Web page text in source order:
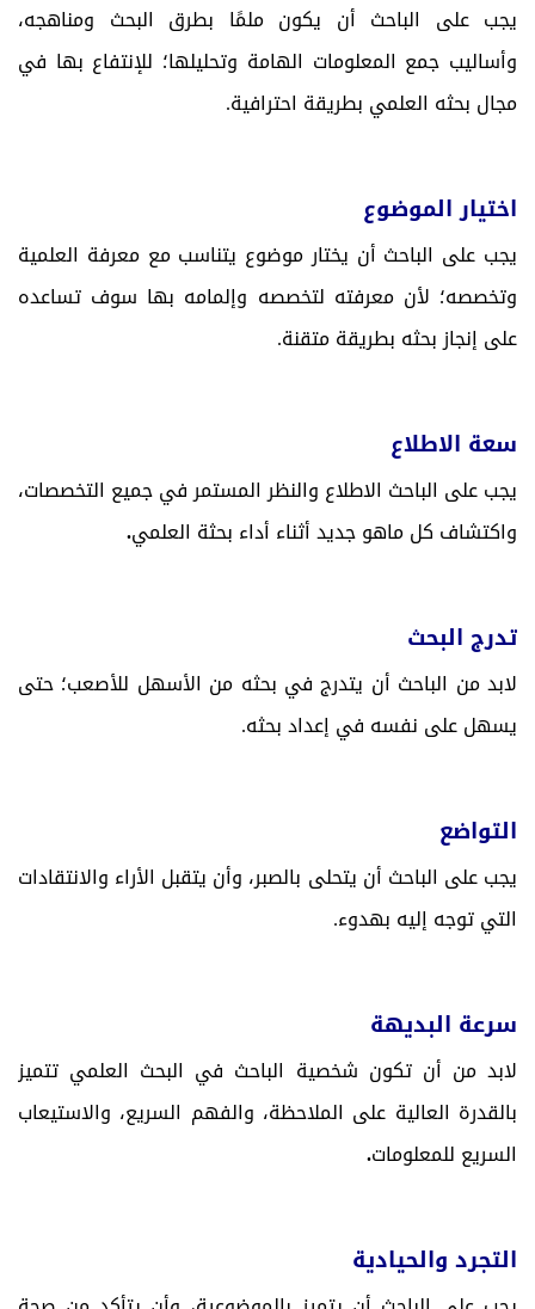
يجب على الباحث أن يكون ملمًا بطرق البحث ومناهجه،
وأساليب جمع المعلومات الهامة وتحليلها؛ للإنتفاع بها في
مجال بحثه العلمي بطريقة احترافية.
اختيار الموضوع
يجب على الباحث أن يختار موضوع يتناسب مع معرفة العلمية
وتخصصه؛ لأن معرفته لتخصصه وإلمامه بها سوف تساعده
على إنجاز بحثه بطريقة متقنة.
سعة الاطلاع
يجب على الباحث الاطلاع والنظر المستمر في جميع التخصصات،
واكتشاف كل ماهو جديد أثناء أداء بحثة العلمي.
تدرج البحث
لابد من الباحث أن يتدرج في بحثه من الأسهل للأصعب؛ حتى
يسهل على نفسه في إعداد بحثه.
التواضع
يجب على الباحث أن يتحلى بالصبر، وأن يتقبل الأراء والانتقادات
التي توجه إليه بهدوء.
سرعة البديهة
لابد من أن تكون شخصية الباحث في البحث العلمي تتميز
بالقدرة العالية على الملاحظة، والفهم السريع، والاستيعاب
السريع للمعلومات.
التجرد والحيادية